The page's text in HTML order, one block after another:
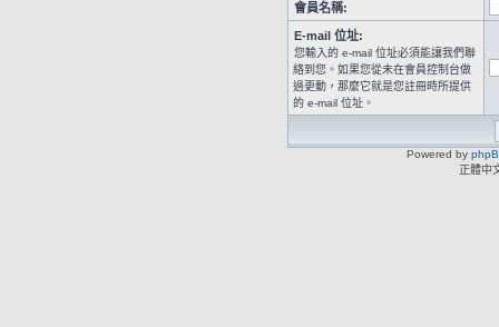
會員名稱:
E-mail 位址:
您輸入的 e-mail 位址必須能讓我們聯
絡到您。如果您從未在會員控制台做
過更動，那麼它就是您註冊時所提供
的 e-mail 位址。
Powered by
正體中